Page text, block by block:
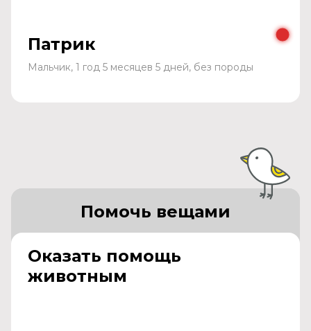
Патрик
Мальчик, 1 год 5 месяцев 5 дней, без породы
Оказать помощь
животным
Помочь вещами